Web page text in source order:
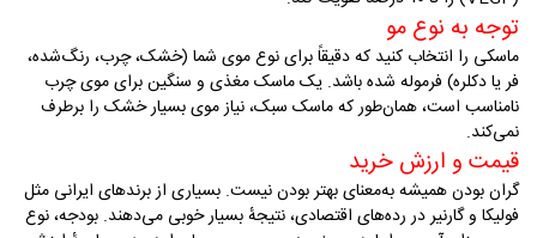
توجه به نوع مو
ماسکی را انتخاب کنید که دقیقاً برای نوع موی شما (خشک، چرب، رنگ‌شده،
فر یا دکلره) فرموله شده باشد. یک ماسک مغذی و سنگین برای موی چرب
نامناسب است، همان‌طور که ماسک سبک، نیاز موی بسیار خشک را برطرف
نمی‌کند.
قیمت و ارزش خرید
گران بودن همیشه به‌معنای بهتر بودن نیست. بسیاری از برندهای ایرانی مثل
فولیکا و گارنیر در رده‌های اقتصادی، نتیجهٔ بسیار خوبی می‌دهند. بودجه، نوع